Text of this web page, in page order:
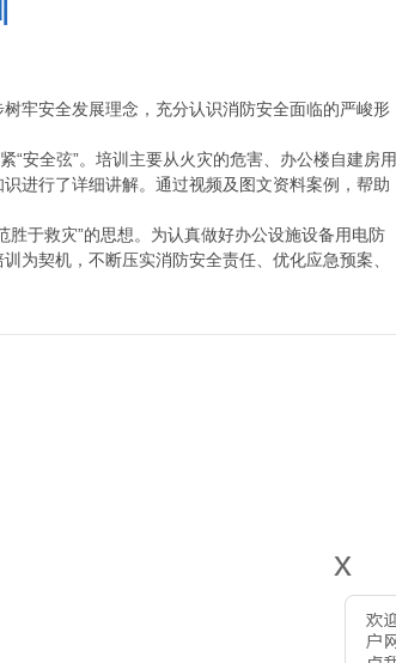
x
牢安全发展理念，充分认识消防安全面临的严峻形
“安全弦”。培训主要从火灾的危害、办公楼自建房用
进行了详细讲解。通过视频及图文资料案例，帮助
于救灾”的思想。为认真做好办公设施设备用电防
为契机，不断压实消防安全责任、优化应急预案、